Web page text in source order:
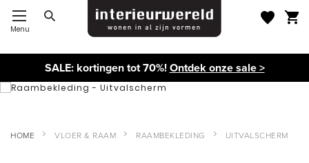
Menu
SALE: kortingen tot 70%!Ontdek onze sale >
HOME VLOER & RAAM RAAMBEKLEDING UITVALSCHERM